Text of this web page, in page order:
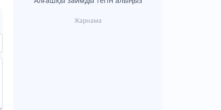
Жарнама